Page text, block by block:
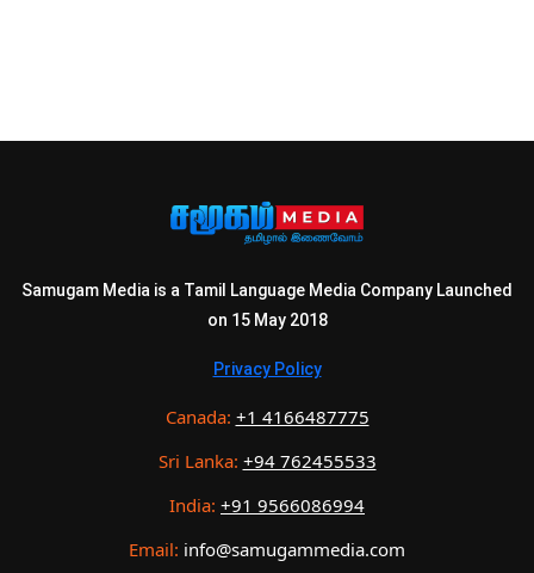
Samugam Media is a Tamil Language Media Company Launched
on 15 May 2018
Privacy Policy
Canada: +1 4166487775
Sri Lanka: +94 762455533
India: +91 9566086994
Email: info@samugammedia.com